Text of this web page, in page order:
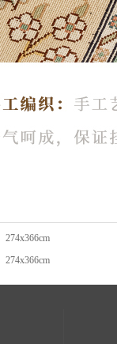
274x366cm
274x366cm